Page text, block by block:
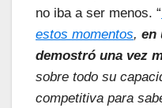
no iba a ser menos. “
estos momentos, en
demostró una vez
sobre todo su
competitiva para